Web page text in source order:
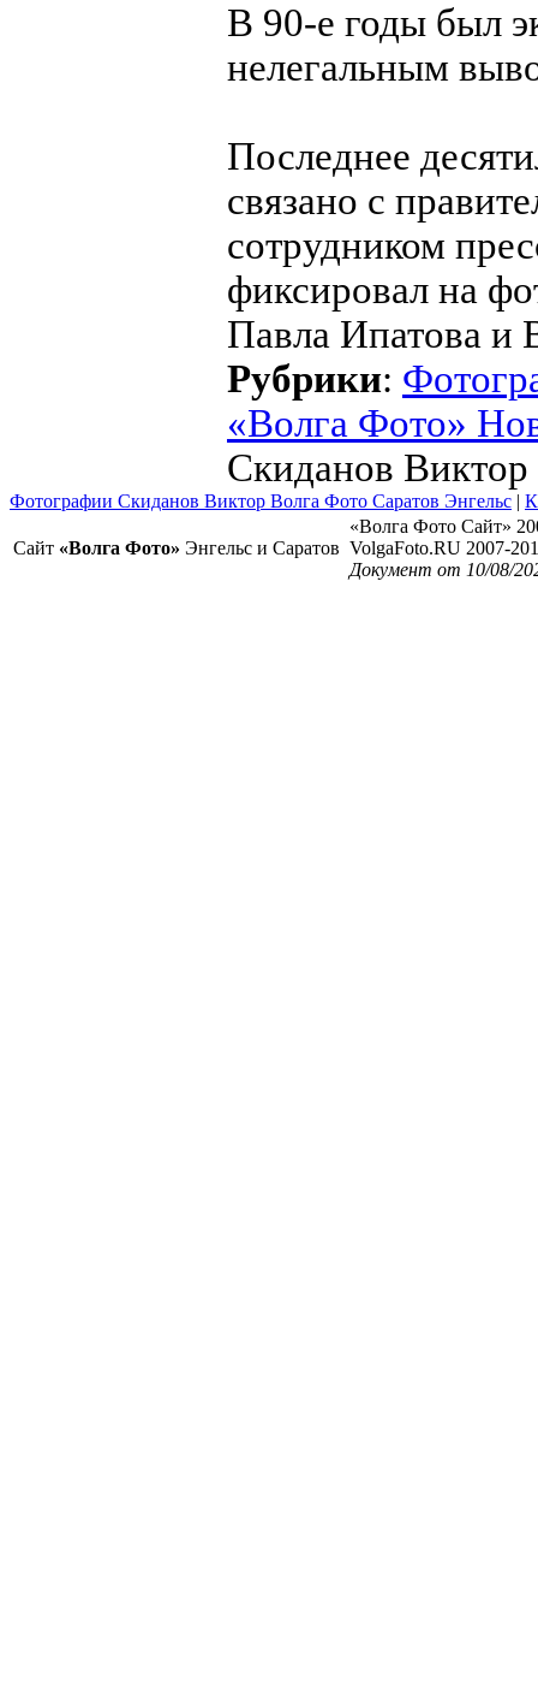
В 90-е годы был
нелегальным
Последнее
связано с
сотрудником
фиксировал на
Павла Ипатова и
Рубрики:
«Волга Фото»
Скиданов Виктор
Фотографии Скиданов Виктор Волга Фото Саратов Энгельс |
Сайт «Волга Фото» Энгельс и Саратов
«Волга Фото Сайт»
VolgaFoto.RU 2007-
Документ от 10/08/